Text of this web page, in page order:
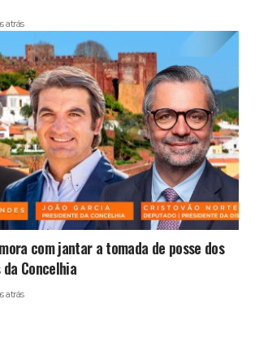
atrás
com jantar a tomada de posse dos
Concelhia
atrás